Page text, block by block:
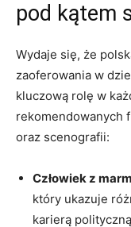
pod kątem‌
Wydaje się, że
zaoferowania w
kluczową rolę w
rekomendowanych
oraz scenografii:
Człowiek z
który ukazuje
karierą